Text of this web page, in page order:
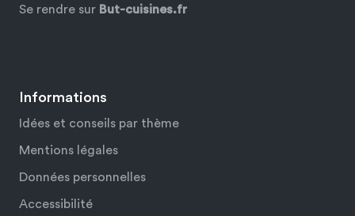
Informations
Idées et conseils par thème
Mentions légales
Données personnelles
Accessibilité
Se rendre sur But-cuisines.fr